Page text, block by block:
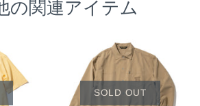
の関連アイテム
SOLD OUT